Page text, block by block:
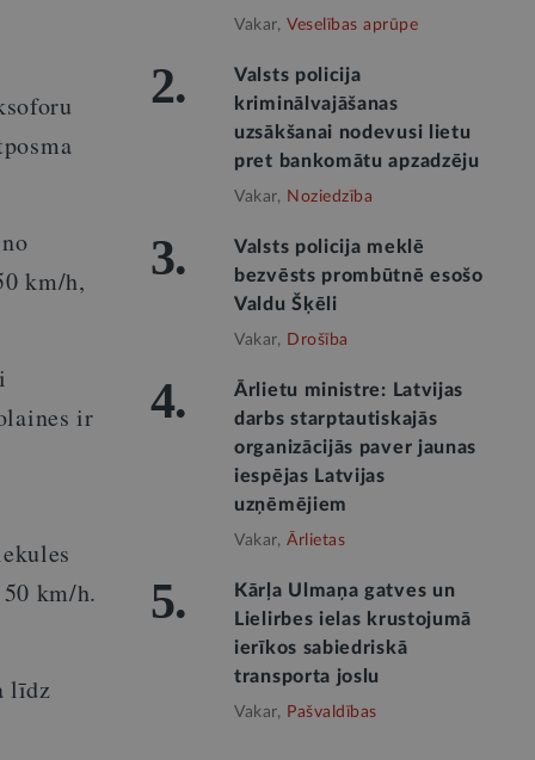
km/h,
ir
km/h.
līdz
Vakar, Veselības aprūpe
2.
Valsts policija
kriminālvajāšanas
uzsākšanai nodevusi lietu
pret bankomātu apzadzēju
Vakar, Noziedzība
3.
Valsts policija meklē
bezvēsts prombūtnē esošo
Valdu Šķēli
Vakar, Drošība
4.
Ārlietu ministre: Latvijas
darbs starptautiskajās
organizācijās paver jaunas
iespējas Latvijas
uzņēmējiem
Vakar, Ārlietas
5.
Kārļa Ulmaņa gatves un
Lielirbes ielas krustojumā
ierīkos sabiedriskā
transporta joslu
Vakar, Pašvaldības